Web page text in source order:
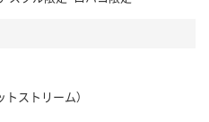
項目
トストリーム）